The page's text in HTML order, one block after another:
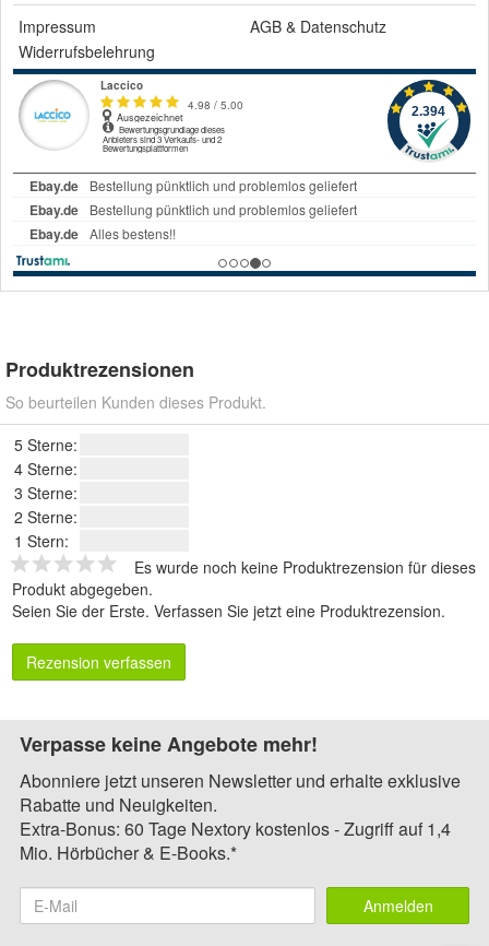
Impressum
AGB & Datenschutz
Widerrufsbelehrung
Produktrezensionen
So beurteilen Kunden dieses Produkt.
5 Sterne:
4 Sterne:
3 Sterne:
2 Sterne:
1 Stern:
Es wurde noch keine Produktrezension für dieses
Produkt abgegeben.
Seien Sie der Erste. Verfassen Sie jetzt eine Produktrezension.
Rezension verfassen
Verpasse keine Angebote mehr!
Abonniere jetzt unseren Newsletter und erhalte exklusive
Rabatte und Neuigkeiten.
Extra-Bonus: 60 Tage Nextory kostenlos - Zugriff auf 1,4
Mio. Hörbücher & E-Books.*
Anmelden